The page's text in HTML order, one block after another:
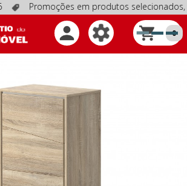
Promoções em produtos selecionados,
0